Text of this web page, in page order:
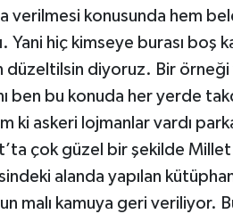
verilmesi konusunda hem
Yani hiç kimseye burası boş
düzeltilsin diyoruz. Bir örneği
ben bu konuda her yerde
ki askeri lojmanlar vardı
çok güzel bir şekilde
alanda yapılan
malı kamuya geri veriliyor.